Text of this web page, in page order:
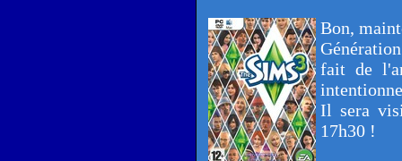
Bon,
fait de
Il sera
17h30 !